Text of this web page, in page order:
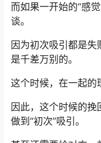
而如果一开始的“感
谈。
因为初次吸引都是
是千差万别的。
这个时候，在一起的
因此，这个时候的
做到“初次”吸引。